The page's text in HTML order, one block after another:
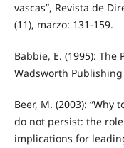
vascas”, Revista de
(11), marzo: 131-159.
Babbie, E. (1995): The
Wadsworth Publishing
Beer, M. (2003):
do not persist: the
implications for